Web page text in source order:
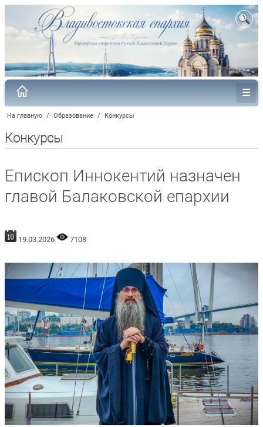
На главную / Образование / Конкурсы
Конкурсы
Епископ Иннокентий назначен
главой Балаковской епархии
19.03.2026 7108